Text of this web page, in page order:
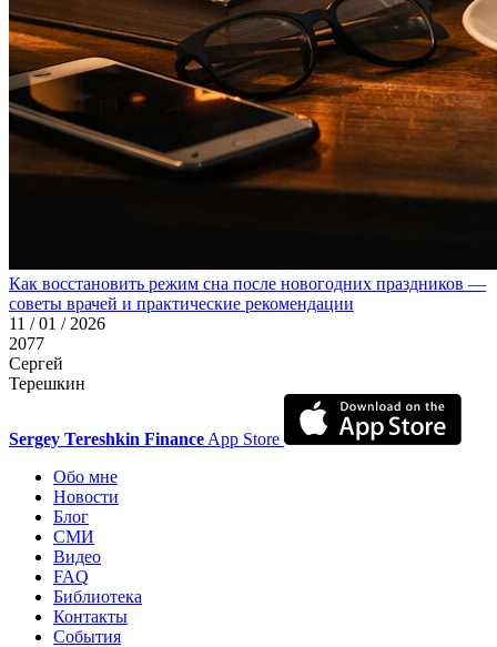
Как восстановить режим сна после новогодних праздников —
советы врачей и практические рекомендации
11 / 01 / 2026
2077
Сергей
Терешкин
Sergey Tereshkin Finance App Store
Обо мне
Новости
Блог
СМИ
Видео
FAQ
Библиотека
Контакты
События